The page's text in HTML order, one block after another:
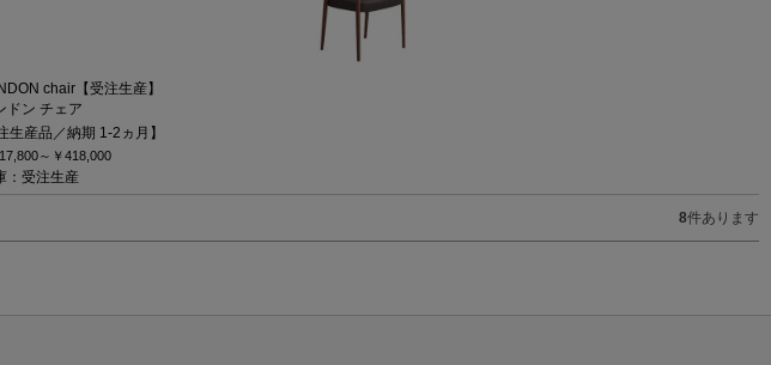
chair【受注生産】
ドン チェア
生産品／納期 1-2ヵ月】
～ ￥418,000
：受注生産
8件あります